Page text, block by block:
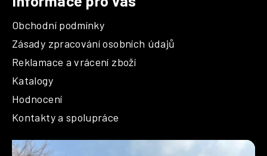
Obchodní podmínky
Zásady zpracování osobních údajů
Reklamace a vrácení zboží
Katalogy
Hodnocení
Kontakty a spolupráce